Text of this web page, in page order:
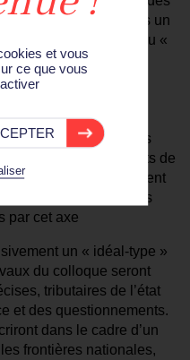
en Méditerranée sous un
à la diffusion du «
les régions
dans les régions
subi, de façon
Les recherches
spécificités des préfets de
(Italie, Espagne) seraient
dans l’optique des
par cet axe
un « idéal-type »
du colloque seront
tributaires de l’état
et des questionnements.
dans le cadre d’un
frontières nationales,
et vous
ce que vous